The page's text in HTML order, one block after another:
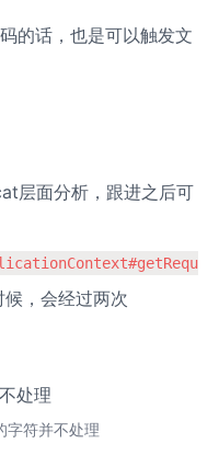
的话，也是可以触发文
层面分析，跟进之后可
，会经过两次
字符并不处理